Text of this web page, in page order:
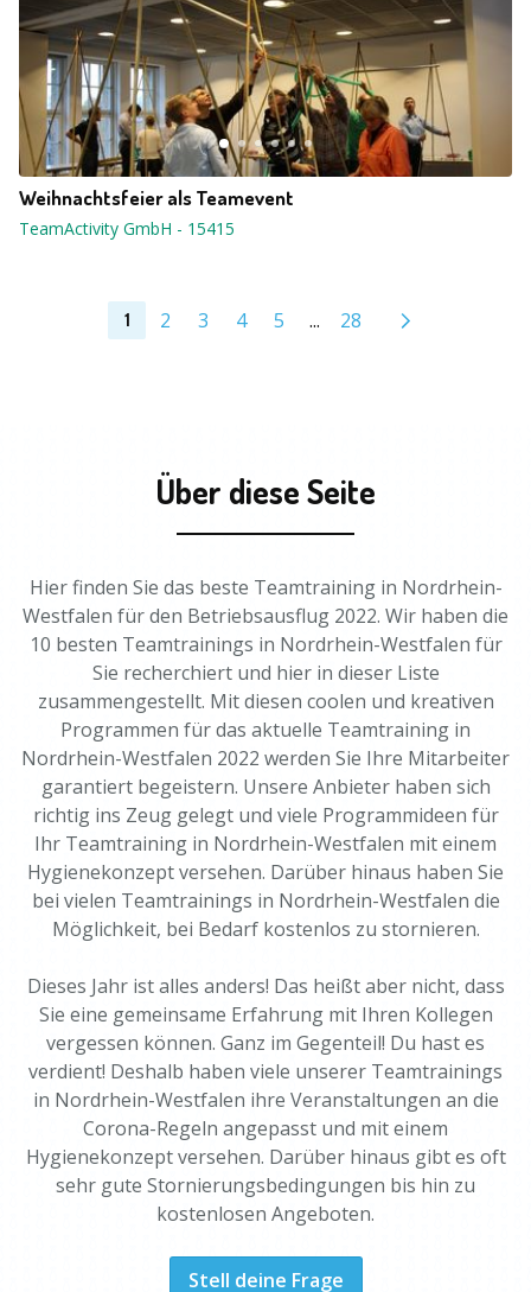
Weihnachtsfeier als Teamevent
TeamActivity GmbH - 15415
1 2 3 4 5 ... 28
Über diese Seite
Hier finden Sie das beste Teamtraining in Nordrhein-
Westfalen für den Betriebsausflug 2022. Wir haben die
10 besten Teamtrainings in Nordrhein-Westfalen für
Sie recherchiert und hier in dieser Liste
zusammengestellt. Mit diesen coolen und kreativen
Programmen für das aktuelle Teamtraining in
Nordrhein-Westfalen 2022 werden Sie Ihre Mitarbeiter
garantiert begeistern. Unsere Anbieter haben sich
richtig ins Zeug gelegt und viele Programmideen für
Ihr Teamtraining in Nordrhein-Westfalen mit einem
Hygienekonzept versehen. Darüber hinaus haben Sie
bei vielen Teamtrainings in Nordrhein-Westfalen die
Möglichkeit, bei Bedarf kostenlos zu stornieren.
Dieses Jahr ist alles anders! Das heißt aber nicht, dass
Sie eine gemeinsame Erfahrung mit Ihren Kollegen
vergessen können. Ganz im Gegenteil! Du hast es
verdient! Deshalb haben viele unserer Teamtrainings
in Nordrhein-Westfalen ihre Veranstaltungen an die
Corona-Regeln angepasst und mit einem
Hygienekonzept versehen. Darüber hinaus gibt es oft
sehr gute Stornierungsbedingungen bis hin zu
kostenlosen Angeboten.
Stell deine Frage